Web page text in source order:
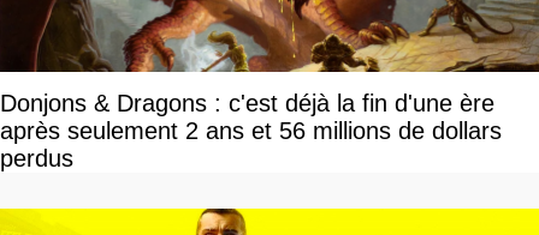
Donjons & Dragons : c'est déjà la fin d'une ère
après seulement 2 ans et 56 millions de dollars
perdus